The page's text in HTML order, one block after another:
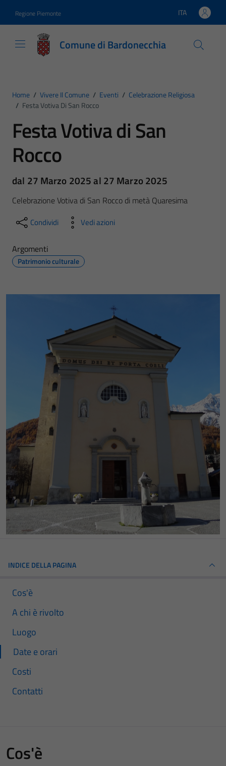
Regione Piemonte Lingua attiva:
ITA
Comune di Bardonecchia
Home / Vivere Il Comune / Eventi / Celebrazione Religiosa
/ Festa Votiva Di San Rocco
Festa Votiva di San
Rocco
dal 27 Marzo 2025 al 27 Marzo 2025
Celebrazione Votiva di San Rocco di metà Quaresima
Condividi Vedi azioni
Argomenti
Patrimonio culturale
INDICE DELLA PAGINA
Cos'è
A chi è rivolto
Luogo
Date e orari
Costi
Contatti
Cos'è